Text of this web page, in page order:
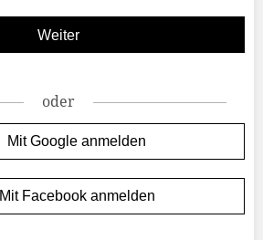
oder
Mit Google anmelden
Mit Facebook anmelden